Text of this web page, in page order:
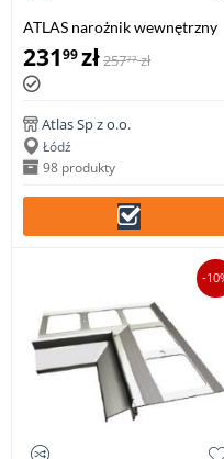
ATLAS narożnik wewnętrzny
135° system 150, balkonowo-
tarasowy (1 szt.)
23199zł25777 zł
Atlas Sp z o.o.
Łódź
98 produkty
-